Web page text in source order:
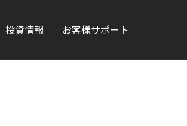
投資情報 お客様サポート